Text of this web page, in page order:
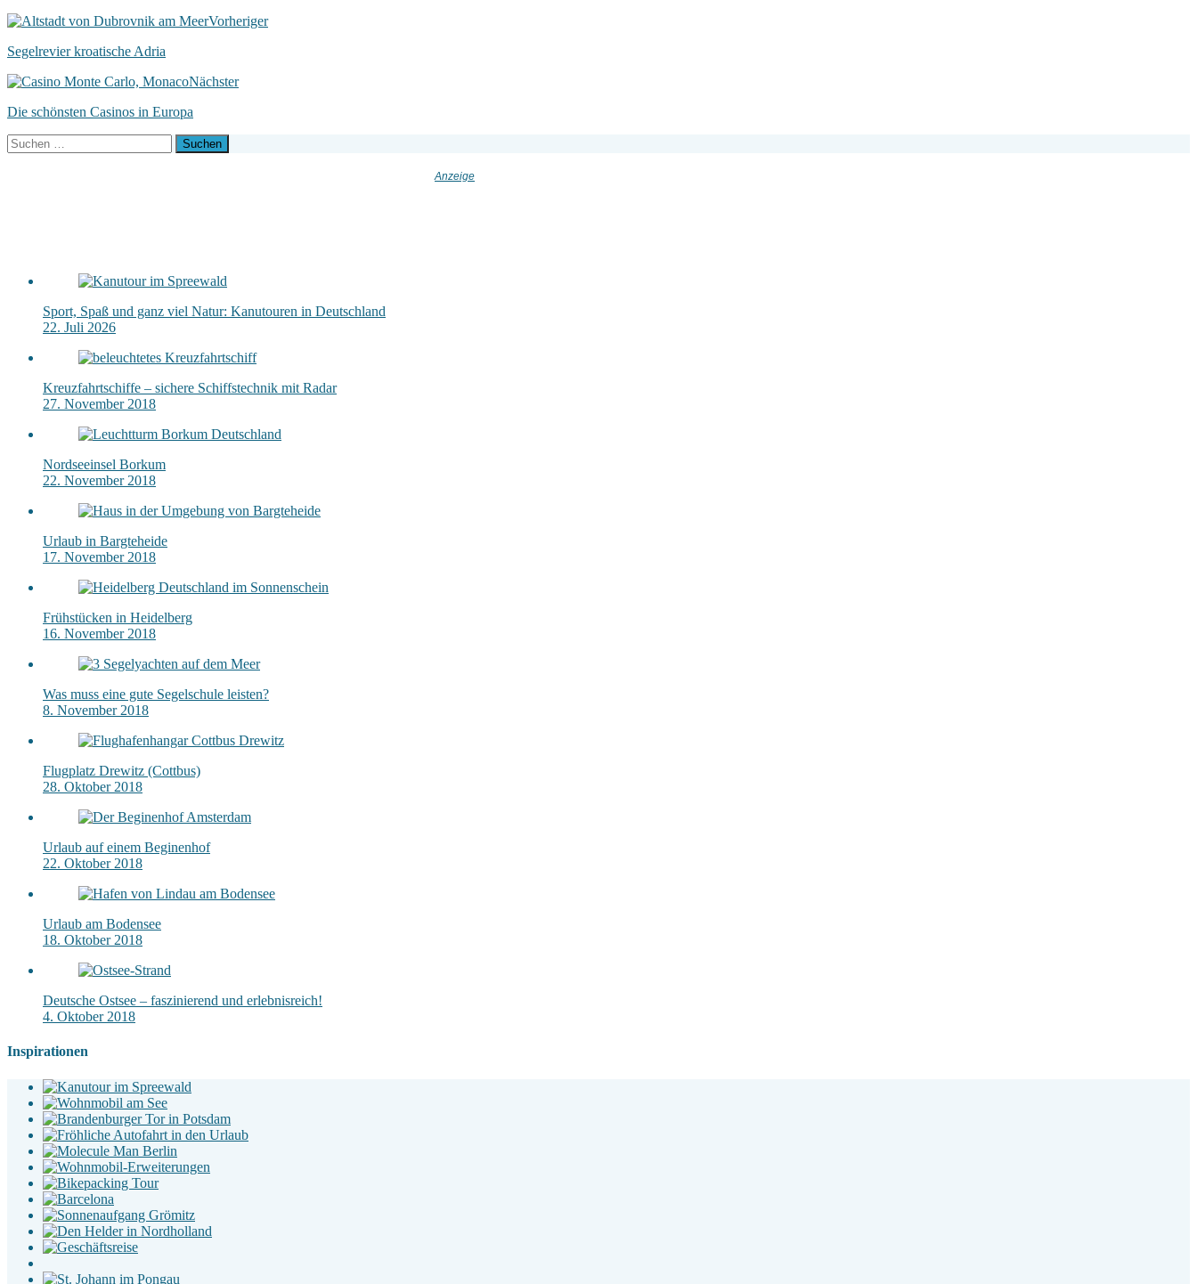
Vorheriger
Segelrevier kroatische Adria
Nächster
Die schönsten Casinos in Europa
Suchen
nach:
Sport, Spaß und ganz viel Natur: Kanutouren in Deutschland
22. Juli 2026
Kreuzfahrtschiffe – sichere Schiffstechnik mit Radar
27. November 2018
Nordseeinsel Borkum
22. November 2018
Urlaub in Bargteheide
17. November 2018
Frühstücken in Heidelberg
16. November 2018
Was muss eine gute Segelschule leisten?
8. November 2018
Flugplatz Drewitz (Cottbus)
28. Oktober 2018
Urlaub auf einem Beginenhof
22. Oktober 2018
Urlaub am Bodensee
18. Oktober 2018
Deutsche Ostsee – faszinierend und erlebnisreich!
4. Oktober 2018
Inspirationen